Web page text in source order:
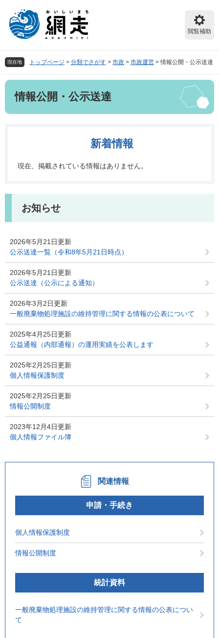
頭
で
飛
ば
閲覧補助
現在地 トップページ > 分類でさがす > 市政 > 市政運営 >情報公開・公示送達
本
情報公開・公示送達
新着情報
現在、掲載されている情報はありません。
お知らせ
2026年5月21日更新
公示送達一覧（令和8年5月21日時点）
2026年5月21日更新
公示送達（公示による通知）
2026年3月2日更新
一般廃棄物処理施設の維持管理に関する情報の公表について
2025年4月25日更新
公益通報（内部通報）の運用実績を公表します
2025年2月25日更新
個人情報保護制度
2025年2月25日更新
情報公開制度
2023年12月4日更新
個人情報ファイル簿
関連情報
申請・手続き
個人情報保護制度
情報公開制度
統計資料
一般廃棄物処理施設の維持管理に関する情報の公表につい
て